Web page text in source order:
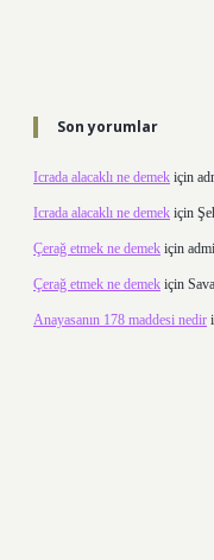
Son yorumlar
Icrada alacaklı ne demek için
Icrada alacaklı ne demek için
Çerağ etmek ne demek için
Çerağ etmek ne demek için
Anayasanın 178 maddesi nedir